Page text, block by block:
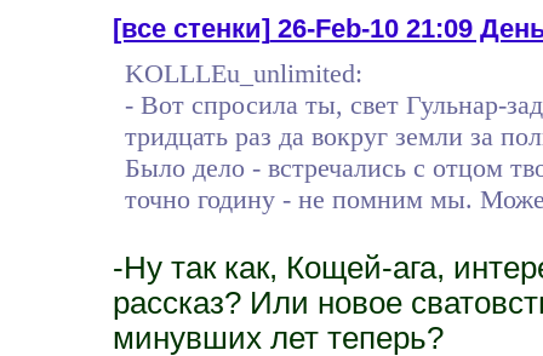
[все стенки]26-Feb-10 21:09
KOLLLEu_unlimited:
- Вот спросила ты, свет Гульнар-
тридцать раз да вокруг земли за
Было дело - встречались с отцом
точно годину - не помним мы.
-Ну так как, Кощей-ага,
рассказ? Или новое
минувших лет теперь?